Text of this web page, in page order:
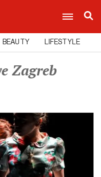
BEAUTY LIFESTYLE
Zagreb